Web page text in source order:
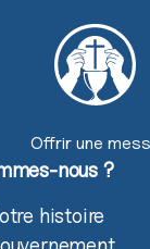
Offrir une
nous ?
histoire